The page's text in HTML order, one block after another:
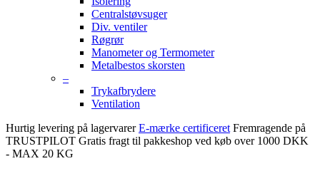
Centralstøvsuger
Div. ventiler
Røgrør
Manometer og Termometer
Metalbestos skorsten
–
Trykafbrydere
Ventilation
Hurtig levering på lagervarer E-mærke certificeret Fremragende på
TRUSTPILOT Gratis fragt til pakkeshop ved køb over 1000 DKK
- MAX 20 KG